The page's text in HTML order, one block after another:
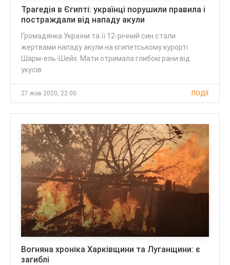
Трагедія в Єгипті: українці порушили правила і
постраждали від нападу акули
Громадянка України та її 12-річний син стали
жертвами нападу акули на єгипетському курорті
Шарм-ель-Шейх. Мати отримала глибокі рани від
укусів.
27 жов 2020, 22:00 ПОДІЇ
Вогняна хроніка Харківщини та Луганщини: є
загиблі